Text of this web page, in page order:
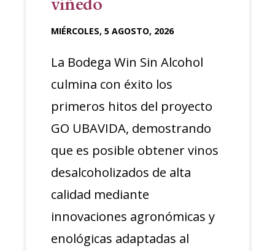
MIÉRCOLES, 5 AGOSTO, 2026
La Bodega Win Sin Alcohol
culmina con éxito los
primeros hitos del proyecto
GO UBAVIDA, demostrando
que es posible obtener vinos
desalcoholizados de alta
calidad mediante
innovaciones agronómicas y
enológicas adaptadas al